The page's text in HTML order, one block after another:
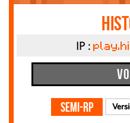
IP :
Semi-RP